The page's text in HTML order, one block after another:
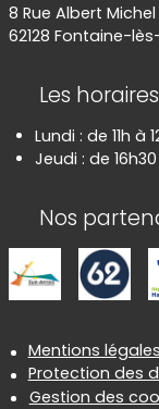
8 Rue Albert Michel
62128 Fontaine-
Les horaires
Lundi : de 11h à
Jeudi : de
Nos
Mentions légales
Protection des
Gestion des